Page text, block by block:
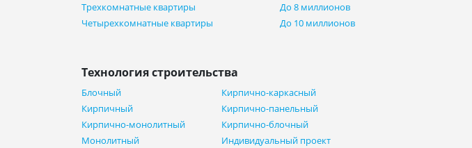
Трехкомнатные квартиры
Четырехкомнатные квартиры
До 8 миллионов
До 10 миллионов
Технология строительства
Блочный
Кирпичный
Кирпично-монолитный
Монолитный
Кирпично-каркасный
Кирпично-панельный
Кирпично-блочный
Индивидуальный проект